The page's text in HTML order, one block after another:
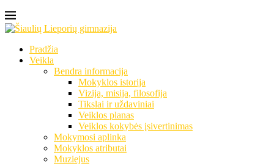
Pradžia
Veikla
Bendra informacija
Mokyklos istorija
Vizija, misija, filosofija
Tikslai ir uždaviniai
Veiklos planas
Veiklos kokybės įsivertinimas
Mokymosi aplinka
Mokyklos atributai
Muziejus